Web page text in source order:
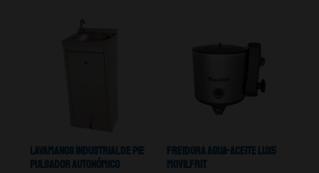
Lavamanos Industrial De Pie
Pulsador Autonómico
Freidora Agua-Aceite LUX5
Movilfrit